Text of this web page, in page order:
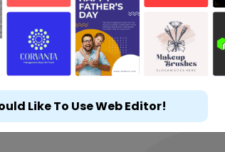
Like To Use Web Editor!